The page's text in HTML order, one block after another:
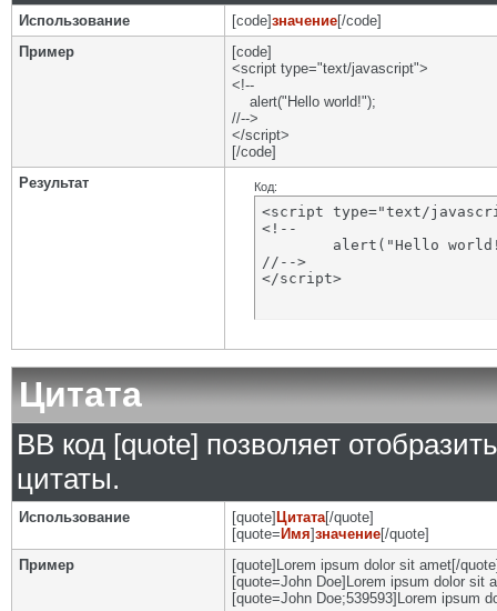
Использование [code]значение[/code]
Пример
[code]
<script type="text/javascript">
<!--
alert("Hello world!");
//-->
</script>
[/code]
Результат
Код:
<script type="text/
<!--
//-->
</script>
Цитата
BB код [quote] позволяет
цитаты.
Использование [quote] Цитата[/quote]
[quote= Имя]значение[/quote]
Пример
[quote]Lorem ipsum dolor sit amet[/
[quote=John Doe]Lorem ipsum dolor sit
[quote=John Doe;539593]Lorem ipsum